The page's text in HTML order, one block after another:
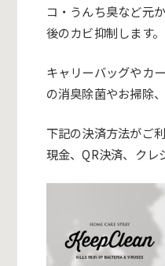
コ・うんち臭など元
後のカビ抑制します。
キャリーバッグやカ
の消臭除菌やお掃除
下記の決済方法がご利
現金、QR決済、クレ